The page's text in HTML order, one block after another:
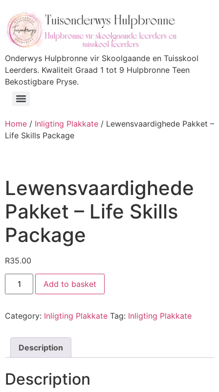
Onderwys Hulpbronne vir Skoolgaande en Tuisskool
Leerders. Kwaliteit Graad 1 tot 9 Hulpbronne Teen
Bekostigbare Pryse.
Home / Inligting Plakkate / Lewensvaardighede Pakket –
Life Skills Package
Lewensvaardighede
Pakket – Life Skills
Package
R35.00
Add to basket
Category: Inligting Plakkate Tag: Inligting Plakkate
Description
Description